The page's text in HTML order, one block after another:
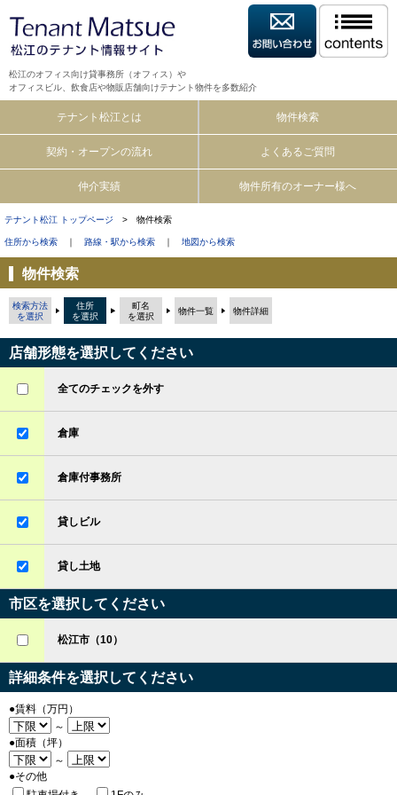
松江のオフィス向け貸事務所（オフィス）や
オフィスビル、飲食店や物販店舗向けテナント物件を多数紹介
テナント松江とは 物件検索
契約・オープンの流れ よくあるご質問
仲介実績 物件所有のオーナー様へ
テナント松江 トップページ > 物件検索
住所から検索 ｜ 路線・駅から検索 ｜ 地図から検索
物件検索
検索方法
を選択
住所
を選択
町名
を選択
物件一覧 物件詳細
店舗形態を選択してください
全てのチェックを外す
倉庫
倉庫付事務所
貸しビル
貸し土地
市区を選択してください
松江市（10）
詳細条件を選択してください
●賃料（万円）
～
●面積（坪）
～
●その他